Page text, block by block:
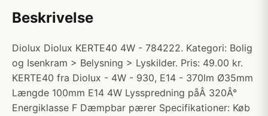
Beskrivelse
Diolux Diolux KERTE40 4W - 784222. Kategori: Bolig
og Isenkram > Belysning > Lyskilder. Pris: 49.00 kr.
KERTE40 fra Diolux - 4W - 930, E14 - 370lm Ø35mm
Længde 100mm E14 4W Lysspredning påÂ 320Â°
Energiklasse F Dæmpbar pærer Specifikationer: Køb